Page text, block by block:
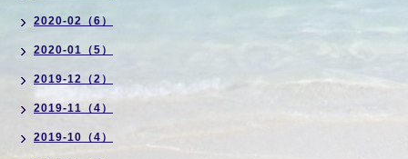
2020-02（6）
2020-01（5）
2019-12（2）
2019-11（4）
2019-10（4）